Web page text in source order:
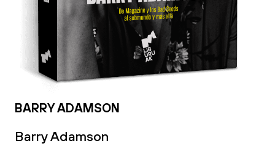
BARRY ADAMSON
Barry Adamson